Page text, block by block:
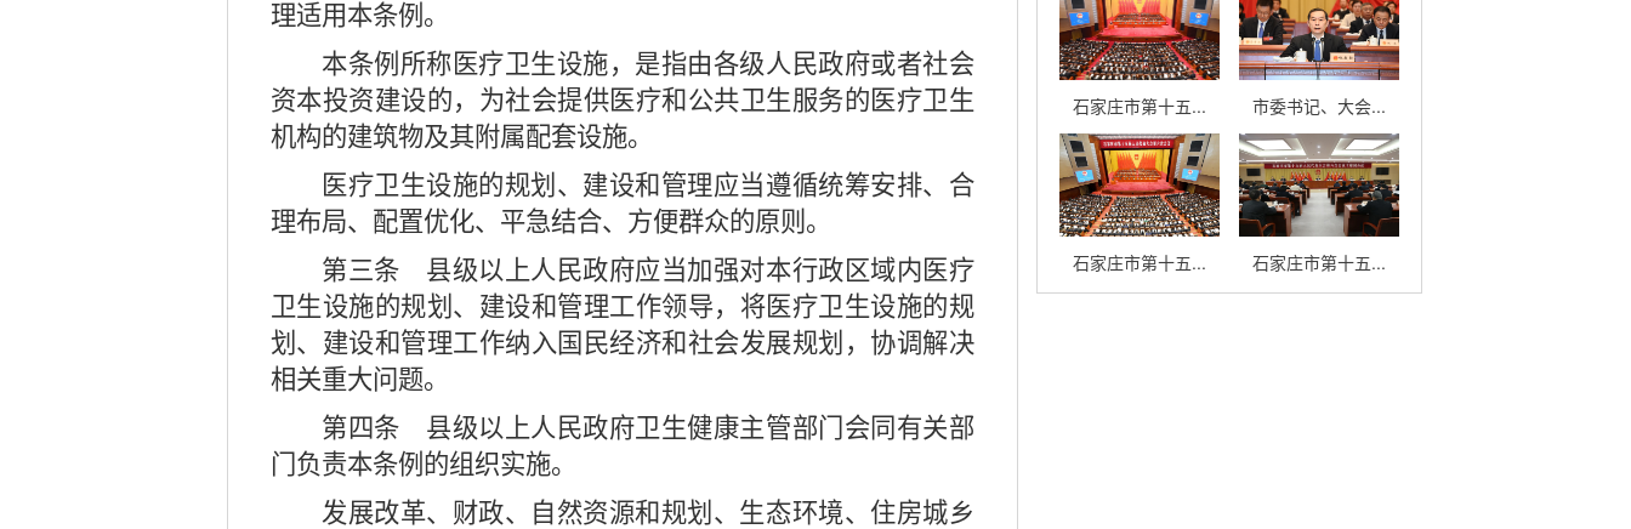
理适用本条例。
本条例所称医疗卫生设施，是指由各级人民政府或者社会
资本投资建设的，为社会提供医疗和公共卫生服务的医疗卫生
机构的建筑物及其附属配套设施。
医疗卫生设施的规划、建设和管理应当遵循统筹安排、合
理布局、配置优化、平急结合、方便群众的原则。
第三条 县级以上人民政府应当加强对本行政区域内医疗
卫生设施的规划、建设和管理工作领导，将医疗卫生设施的规
划、建设和管理工作纳入国民经济和社会发展规划，协调解决
相关重大问题。
第四条 县级以上人民政府卫生健康主管部门会同有关部
门负责本条例的组织实施。
发展改革、财政、自然资源和规划、生态环境、住房城乡
石家庄市第十五... 市委书记、大会...
石家庄市第十五... 石家庄市第十五...